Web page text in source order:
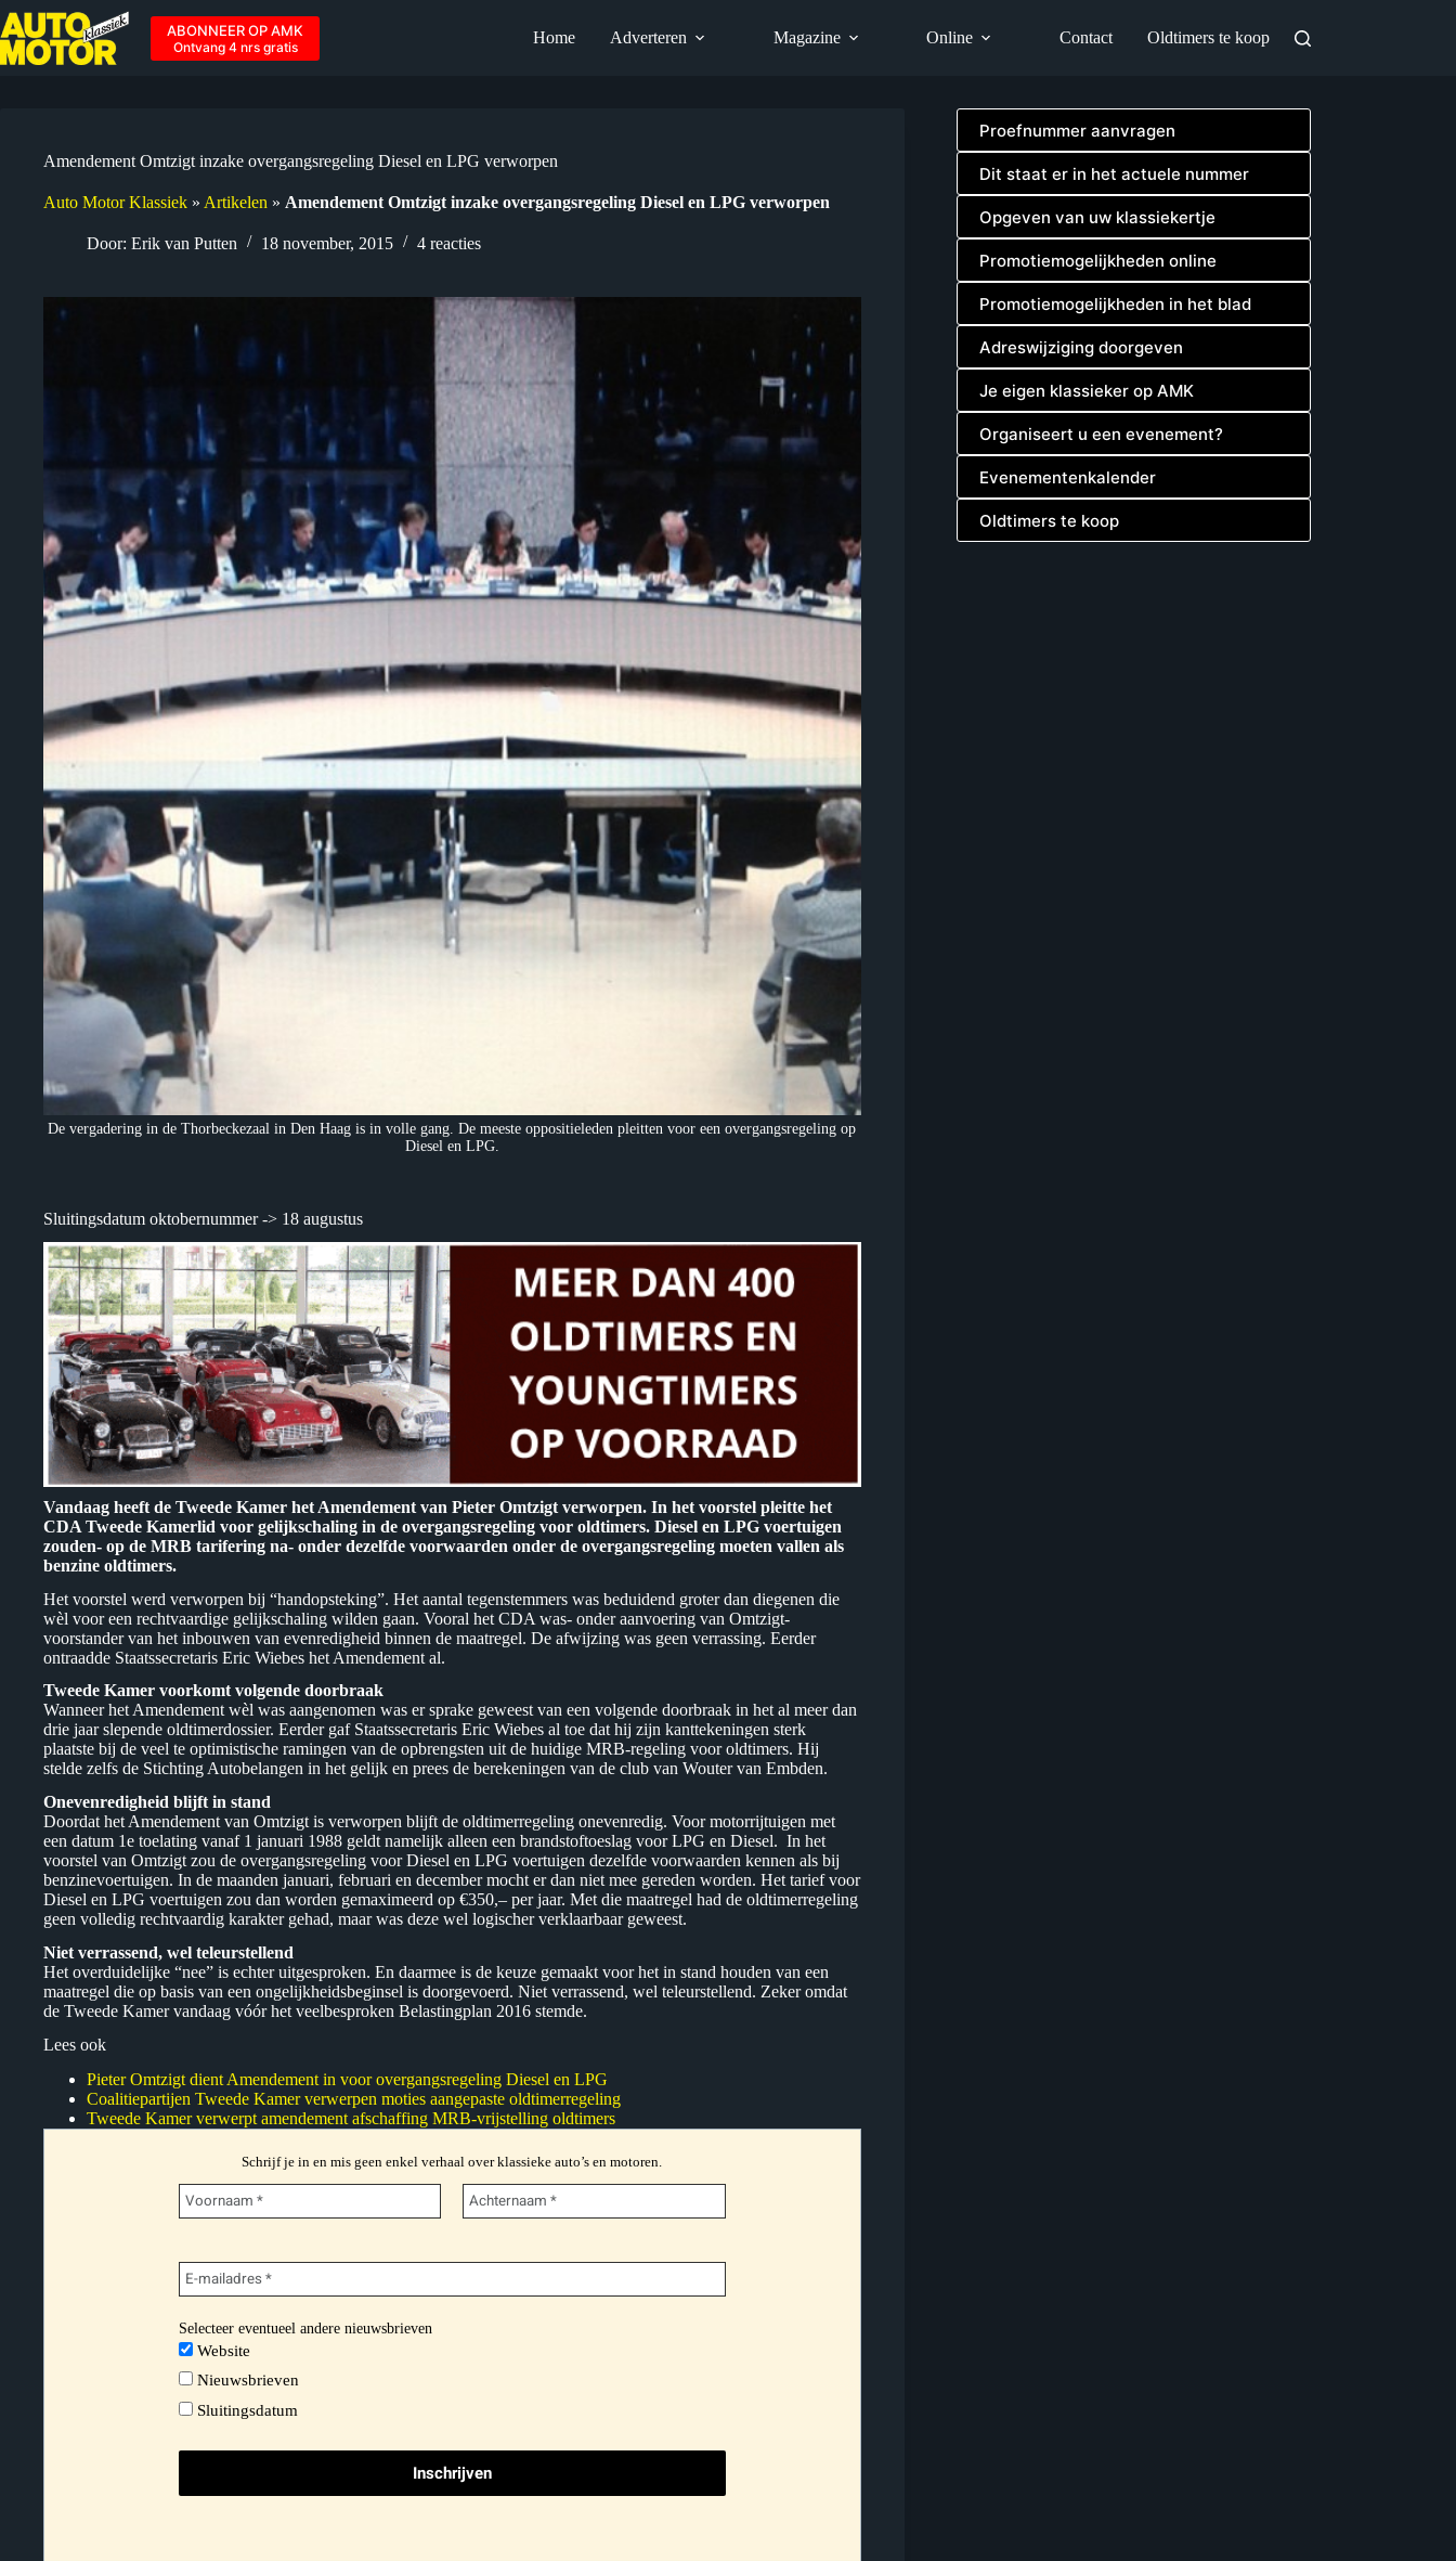
Ga
naar
de
inhoud
ABONNEER OP AMK
Ontvang 4 nrs gratis Home Adverteren Magazine Online Contact Oldtimers te koop
Amendement Omtzigt inzake overgangsregeling Diesel en LPG verworpen
Auto Motor Klassiek » Artikelen » Amendement Omtzigt inzake overgangsregeling Diesel en LPG verworpen
Door: Erik van Putten 18 november, 2015 4 reacties
De vergadering in de Thorbeckezaal in Den Haag is in volle gang. De meeste oppositieleden pleitten voor een overgangsregeling op
Diesel en LPG.
Sluitingsdatum oktobernummer -> 18 augustus
Vandaag heeft de Tweede Kamer het Amendement van Pieter Omtzigt verworpen. In het voorstel pleitte het
CDA Tweede Kamerlid voor gelijkschaling in de overgangsregeling voor oldtimers. Diesel en LPG voertuigen
zouden- op de MRB tarifering na- onder dezelfde voorwaarden onder de overgangsregeling moeten vallen als
benzine oldtimers.
Het voorstel werd verworpen bij “handopsteking”. Het aantal tegenstemmers was beduidend groter dan diegenen die
wèl voor een rechtvaardige gelijkschaling wilden gaan. Vooral het CDA was- onder aanvoering van Omtzigt-
voorstander van het inbouwen van evenredigheid binnen de maatregel. De afwijzing was geen verrassing. Eerder
ontraadde Staatssecretaris Eric Wiebes het Amendement al.
Tweede Kamer voorkomt volgende doorbraak
Wanneer het Amendement wèl was aangenomen was er sprake geweest van een volgende doorbraak in het al meer dan
drie jaar slepende oldtimerdossier. Eerder gaf Staatssecretaris Eric Wiebes al toe dat hij zijn kanttekeningen sterk
plaatste bij de veel te optimistische ramingen van de opbrengsten uit de huidige MRB-regeling voor oldtimers. Hij
stelde zelfs de Stichting Autobelangen in het gelijk en prees de berekeningen van de club van Wouter van Embden.
Onevenredigheid blijft in stand
Doordat het Amendement van Omtzigt is verworpen blijft de oldtimerregeling onevenredig. Voor motorrijtuigen met
een datum 1e toelating vanaf 1 januari 1988 geldt namelijk alleen een brandstoftoeslag voor LPG en Diesel. In het
voorstel van Omtzigt zou de overgangsregeling voor Diesel en LPG voertuigen dezelfde voorwaarden kennen als bij
benzinevoertuigen. In de maanden januari, februari en december mocht er dan niet mee gereden worden. Het tarief voor
Diesel en LPG voertuigen zou dan worden gemaximeerd op €350,– per jaar. Met die maatregel had de oldtimerregeling
geen volledig rechtvaardig karakter gehad, maar was deze wel logischer verklaarbaar geweest.
Niet verrassend, wel teleurstellend
Het overduidelijke “nee” is echter uitgesproken. En daarmee is de keuze gemaakt voor het in stand houden van een
maatregel die op basis van een ongelijkheidsbeginsel is doorgevoerd. Niet verrassend, wel teleurstellend. Zeker omdat
de Tweede Kamer vandaag vóór het veelbesproken Belastingplan 2016 stemde.
Lees ook
Pieter Omtzigt dient Amendement in voor overgangsregeling Diesel en LPG
Coalitiepartijen Tweede Kamer verwerpen moties aangepaste oldtimerregeling
Tweede Kamer verwerpt amendement afschaffing MRB-vrijstelling oldtimers
Schrijf je in en mis geen enkel verhaal over klassieke auto’s en motoren.
Selecteer eventueel andere nieuwsbrieven
Website
Nieuwsbrieven
Sluitingsdatum
Proefnummer aanvragen
Dit staat er in het actuele nummer
Opgeven van uw klassiekertje
Promotiemogelijkheden online
Promotiemogelijkheden in het blad
Adreswijziging doorgeven
Je eigen klassieker op AMK
Organiseert u een evenement?
Evenementenkalender
Oldtimers te koop